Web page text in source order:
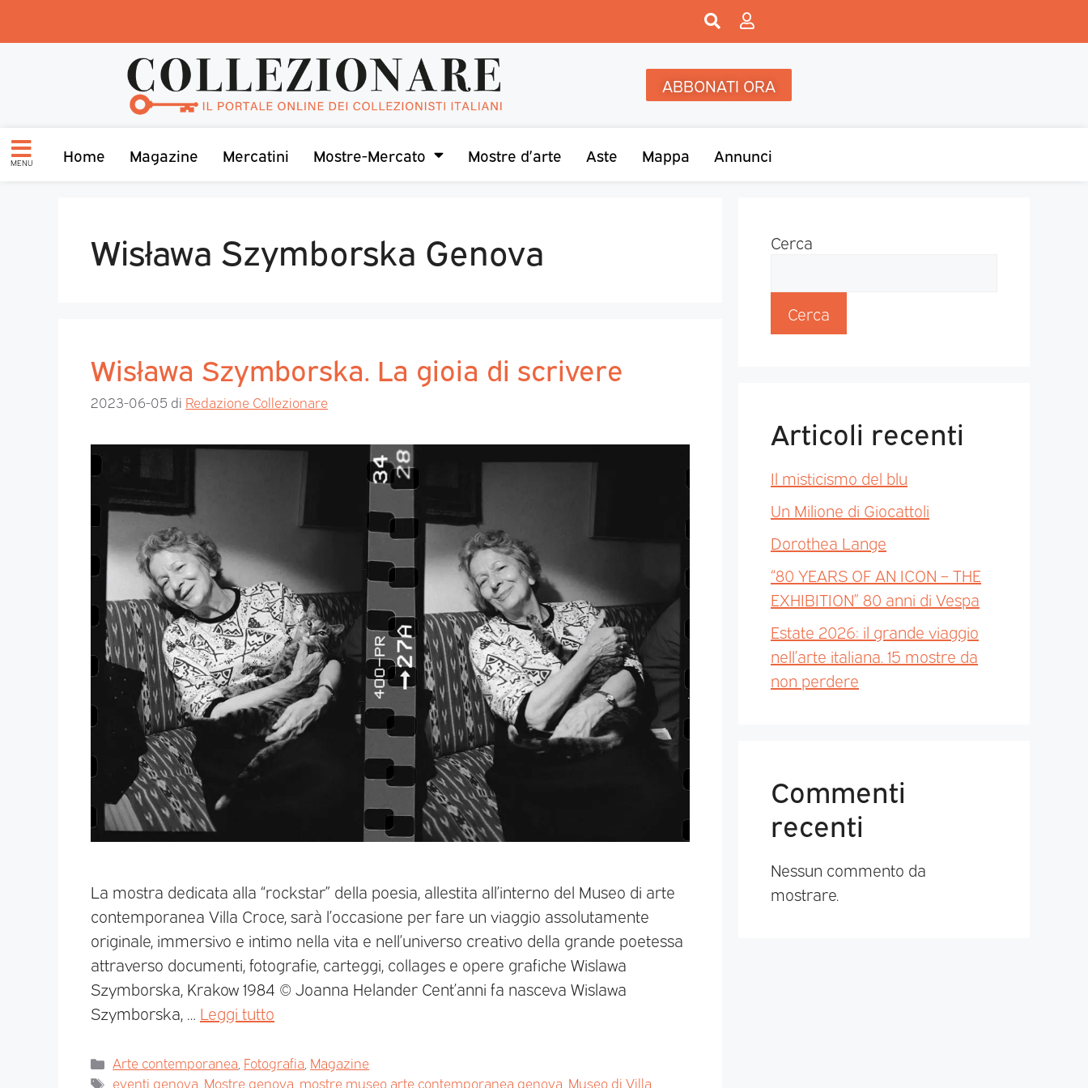
ABBONATI ORA
MENU Home Magazine Mercatini Mostre-Mercato Mostre d’arte Aste Mappa Annunci
Wisława Szymborska Genova
Wisława Szymborska. La gioia di scrivere
2023-06-05 di Redazione Collezionare
La mostra dedicata alla “rockstar” della poesia, allestita all’interno del Museo di arte
contemporanea Villa Croce, sarà l’occasione per fare un viaggio assolutamente
originale, immersivo e intimo nella vita e nell’universo creativo della grande poetessa
attraverso documenti, fotografie, carteggi, collages e opere grafiche Wislawa
Szymborska, Krakow 1984 © Joanna Helander Cent’anni fa nasceva Wislawa
Szymborska, … Leggi tutto
Arte contemporanea Fotografia Magazine
eventi genova Mostre genova mostre museo arte contemporanea genova Museo di Villa
Cerca
Cerca
Articoli recenti
Il misticismo del blu
Un Milione di Giocattoli
Dorothea Lange
“80 YEARS OF AN ICON – THE
EXHIBITION” 80 anni di Vespa
Estate 2026: il grande viaggio
nell’arte italiana. 15 mostre da
non perdere
Commenti
recenti
Nessun commento da
mostrare.